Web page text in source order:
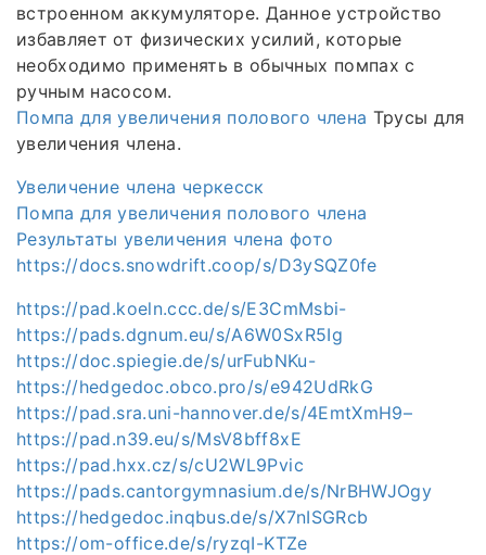
встроенном аккумуляторе. Данное устройство
избавляет от физических усилий, которые
необходимо применять в обычных помпах с
ручным насосом.
Помпа для увеличения полового члена Трусы для
увеличения члена.
Увеличение члена черкесск
Помпа для увеличения полового члена
Результаты увеличения члена фото
https://docs.snowdrift.coop/s/D3ySQZ0fe
https://pad.koeln.ccc.de/s/E3CmMsbi-
https://pads.dgnum.eu/s/A6W0SxR5Ig
https://doc.spiegie.de/s/urFubNKu-
https://hedgedoc.obco.pro/s/e942UdRkG
https://pad.sra.uni-hannover.de/s/4EmtXmH9–
https://pad.n39.eu/s/MsV8bff8xE
https://pad.hxx.cz/s/cU2WL9Pvic
https://pads.cantorgymnasium.de/s/NrBHWJOgy
https://hedgedoc.inqbus.de/s/X7nISGRcb
https://om-office.de/s/ryzqI-KTZe